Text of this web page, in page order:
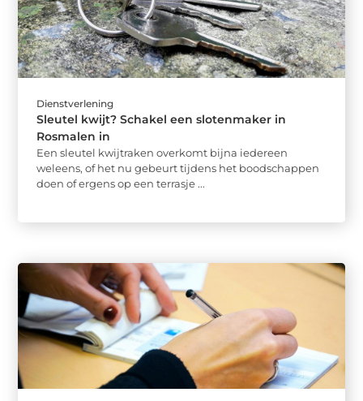
Dienstverlening
Sleutel kwijt? Schakel een slotenmaker in
Rosmalen in
Een sleutel kwijtraken overkomt bijna iedereen
weleens, of het nu gebeurt tijdens het boodschappen
doen of ergens op een terrasje ...